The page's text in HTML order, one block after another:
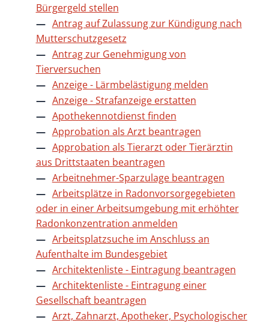
Bürgergeld stellen
Antrag auf Zulassung zur Kündigung nach
Mutterschutzgesetz
Antrag zur Genehmigung von
Tierversuchen
Anzeige - Lärmbelästigung melden
Anzeige - Strafanzeige erstatten
Apothekennotdienst finden
Approbation als Arzt beantragen
Approbation als Tierarzt oder Tierärztin
aus Drittstaaten beantragen
Arbeitnehmer-Sparzulage beantragen
Arbeitsplätze in Radonvorsorgegebieten
oder in einer Arbeitsumgebung mit erhöhter
Radonkonzentration anmelden
Arbeitsplatzsuche im Anschluss an
Aufenthalte im Bundesgebiet
Architektenliste - Eintragung beantragen
Architektenliste - Eintragung einer
Gesellschaft beantragen
Arzt, Zahnarzt, Apotheker, Psychologischer